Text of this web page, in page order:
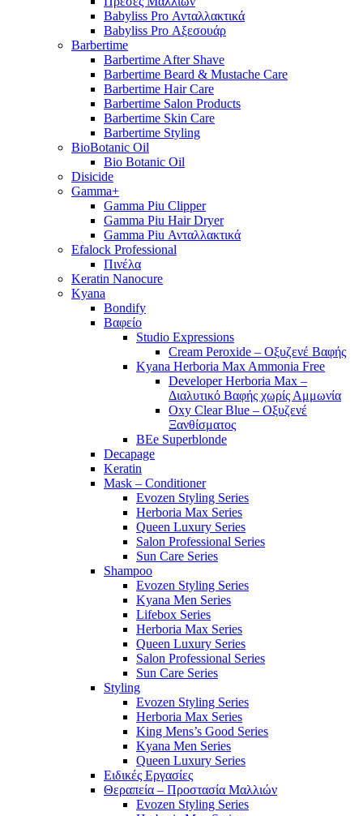
Babyliss Pro Ανταλλακτικά
Babyliss Pro Αξεσουάρ
Barbertime
Barbertime After Shave
Barbertime Beard & Mustache Care
Barbertime Hair Care
Barbertime Salon Products
Barbertime Skin Care
Barbertime Styling
BioBotanic Oil
Bio Botanic Oil
Disicide
Gamma+
Gamma Piu Clipper
Gamma Piu Hair Dryer
Gamma Piu Ανταλλακτικά
Efalock Professional
Πινέλα
Keratin Nanocure
Kyana
Bondify
Βαφείο
Studio Expressions
Cream Peroxide – Οξυζενέ Βαφής
Kyana Herboria Max Ammonia Free
Developer Herboria Max –
Διαλυτικό Βαφής χωρίς Αμμωνία
Oxy Clear Blue – Οξυζενέ
Ξανθίσματος
BEe Superblonde
Decapage
Keratin
Mask – Conditioner
Evozen Styling Series
Herboria Max Series
Queen Luxury Series
Salon Professional Series
Sun Care Series
Shampoo
Evozen Styling Series
Kyana Men Series
Lifebox Series
Herboria Max Series
Queen Luxury Series
Salon Professional Series
Sun Care Series
Styling
Evozen Styling Series
Herboria Max Series
King Mens’s Good Series
Kyana Men Series
Queen Luxury Series
Ειδικές Εργασίες
Θεραπεία – Προστασία Μαλλιών
Evozen Styling Series